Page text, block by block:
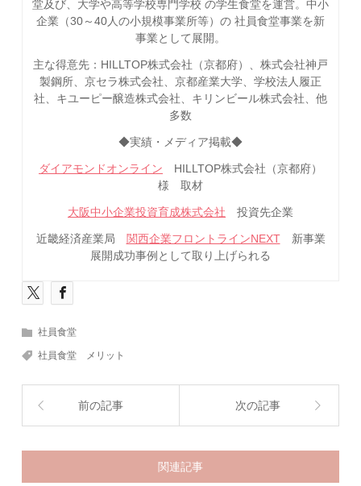
堂及び、大学や高等学校専門学校 の学生食堂を運営。中小
企業（30～40人の小規模事業所等）の 社員食堂事業を新
事業として展開。
主な得意先：HILLTOP株式会社（京都府）、株式会社神戸
製鋼所、京セラ株式会社、京都産業大学、学校法人履正
社、キユーピー醸造株式会社、キリンビール株式会社、他
多数
◆実績・メディア掲載◆
ダイアモンドオンライン HILLTOP株式会社（京都府）
様 取材
大阪中小企業投資育成株式会社 投資先企業
近畿経済産業局 関西企業フロントラインNEXT新事業
展開成功事例として取り上げられる
社員食堂
社員食堂 メリット
前の記事 次の記事
関連記事